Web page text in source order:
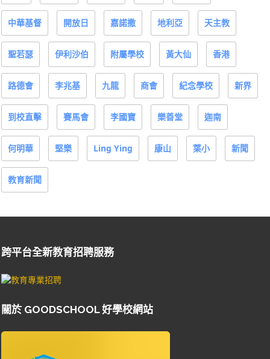
中華基督 開放日 嘉諾撒 地利亞 天主教
聖若瑟 伊利沙伯 附屬學校 黃大仙 香港
路德會 李兆基 九龍 商會 紀念學校 新界
到校直擊 賽馬會 李國寶 樂善堂 迦南
何明華 堅樂 Ling Ying 康山 葉小 新聞
教育新聞
跨平台全新教育招聘服務
關於 GOODSCHOOL 好學校網站